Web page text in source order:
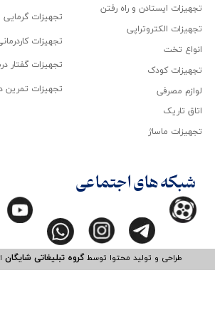
طراحی و تولید محتوا توسطگروه تبلیغاتی شایگان
تجهیزات ایستادن و راه رفتن
تجهیزات الکتروتراپی
انواع تخت
تجهیزات کودک
لوازم مصرفی
اتاق تاریک
تجهیزات ماساژ
تجهیزات
تجهیزات
تجهیزات گفتار
تجهیزات تمرین
شبکه های اجتماعی